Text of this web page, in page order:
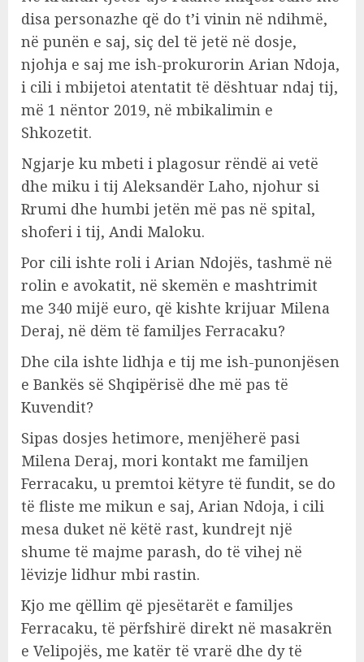
disa personazhe që do t’i vinin në ndihmë,
në punën e saj, siç del të jetë në dosje,
njohja e saj me ish-prokurorin Arian Ndoja,
i cili i mbijetoi atentatit të dështuar ndaj tij,
më 1 nëntor 2019, në mbikalimin e
Shkozetit.
Ngjarje ku mbeti i plagosur rëndë ai vetë
dhe miku i tij Aleksandër Laho, njohur si
Rrumi dhe humbi jetën më pas në spital,
shoferi i tij, Andi Maloku.
Por cili ishte roli i Arian Ndojës, tashmë në
rolin e avokatit, në skemën e mashtrimit
me 340 mijë euro, që kishte krijuar Milena
Deraj, në dëm të familjes Ferracaku?
Dhe cila ishte lidhja e tij me ish-punonjësen
e Bankës së Shqipërisë dhe më pas të
Kuvendit?
Sipas dosjes hetimore, menjëherë pasi
Milena Deraj, mori kontakt me familjen
Ferracaku, u premtoi këtyre të fundit, se do
të fliste me mikun e saj, Arian Ndoja, i cili
mesa duket në këtë rast, kundrejt një
shume të majme parash, do të vihej në
lëvizje lidhur mbi rastin.
Kjo me qëllim që pjesëtarët e familjes
Ferracaku, të përfshirë direkt në masakrën
e Velipojës, me katër të vrarë dhe dy të